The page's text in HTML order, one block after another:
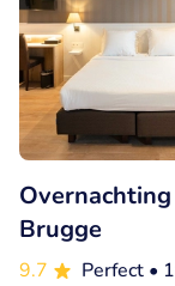
Brugge
9.7 Perfect •